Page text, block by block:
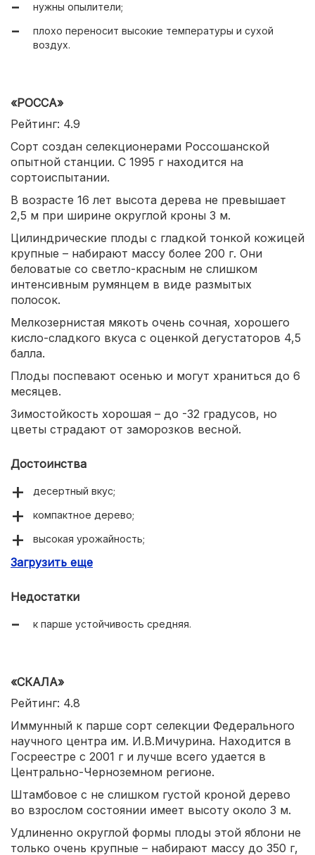
нужны опылители;
плохо переносит высокие температуры и сухой
воздух.
«РОССА»
Рейтинг: 4.9
Сорт создан селекционерами Россошанской
опытной станции. С 1995 г находится на
сортоиспытании.
В возрасте 16 лет высота дерева не превышает
2,5 м при ширине округлой кроны 3 м.
Цилиндрические плоды с гладкой тонкой кожицей
крупные – набирают массу более 200 г. Они
беловатые со светло-красным не слишком
интенсивным румянцем в виде размытых
полосок.
Мелкозернистая мякоть очень сочная, хорошего
кисло-сладкого вкуса с оценкой дегустаторов 4,5
балла.
Плоды поспевают осенью и могут храниться до 6
месяцев.
Зимостойкость хорошая – до -32 градусов, но
цветы страдают от заморозков весной.
Достоинства
десертный вкус;
компактное дерево;
высокая урожайность;
яблоки хорошо хранятся.
Загрузить еще
Недостатки
к парше устойчивость средняя.
«СКАЛА»
Рейтинг: 4.8
Иммунный к парше сорт селекции Федерального
научного центра им. И.В.Мичурина. Находится в
Госреестре с 2001 г и лучше всего удается в
Центрально-Черноземном регионе.
Штамбовое с не слишком густой кроной дерево
во взрослом состоянии имеет высоту около 3 м.
Удлиненно округлой формы плоды этой яблони не
только очень крупные – набирают массу до 350 г,